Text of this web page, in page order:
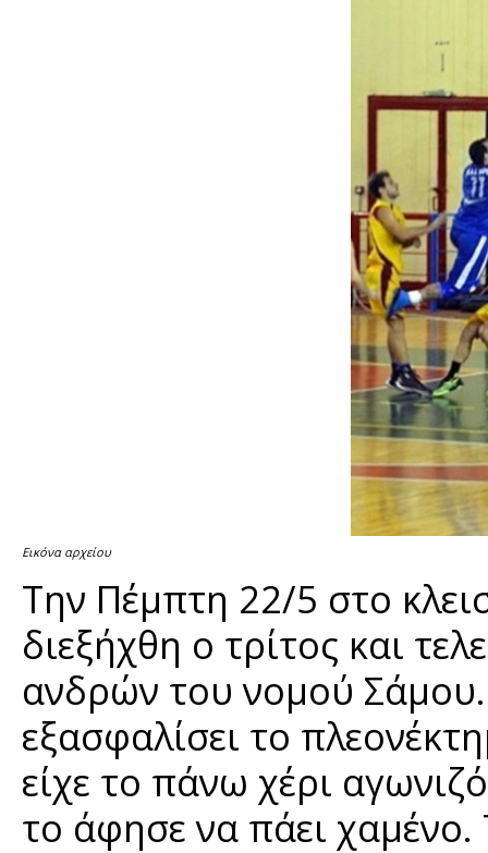
Εικόνα αρχείου
Την Πέμπτη 22/5 στο
διεξήχθη ο τρίτος και
ανδρών του νομού
εξασφαλίσει το
είχε το πάνω χέρι
το άφησε να πάει χαμένο.